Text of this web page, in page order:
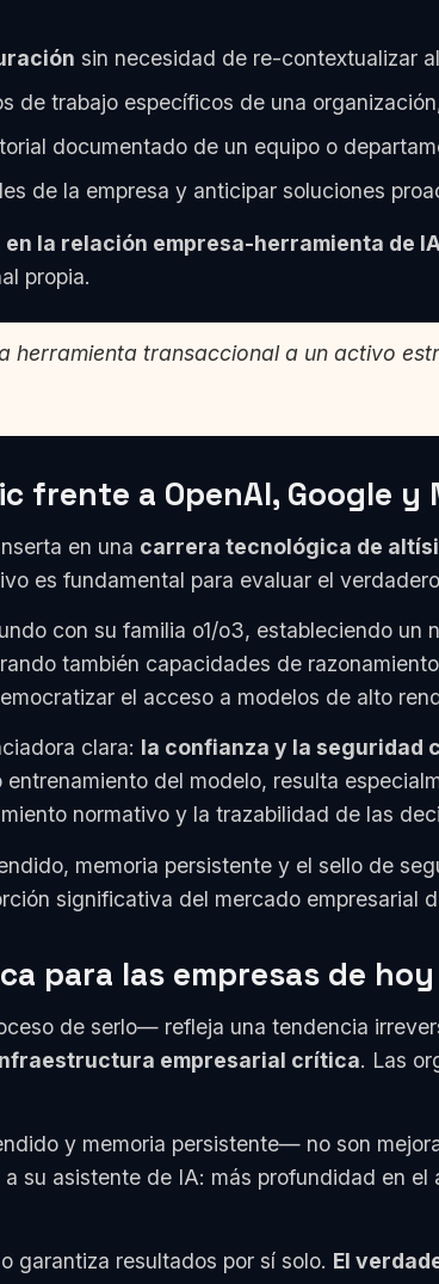
sin necesidad de re-contextualizar
de trabajo específicos de una
documentado de un equipo o
de la empresa y anticipar soluciones
la relación empresa-herramienta de
propia.
herramienta transaccional a un activo
frente a OpenAI, Google y
en una carrera tecnológica de
es fundamental para evaluar el
con su familia o1/o3, estableciendo
también capacidades de
el acceso a modelos de alto
clara: la confianza y la seguridad
del modelo, resulta
normativo y la trazabilidad de las
memoria persistente y el sello de
significativa del mercado empresarial
para las empresas de hoy
de serlo— refleja una tendencia
empresarial crítica. Las
y memoria persistente— no son
su asistente de IA: más profundidad en
garantiza resultados por sí solo. El